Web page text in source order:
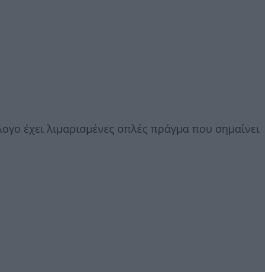
έχει λιμαρισμένες οπλές πράγμα που σημαίνει